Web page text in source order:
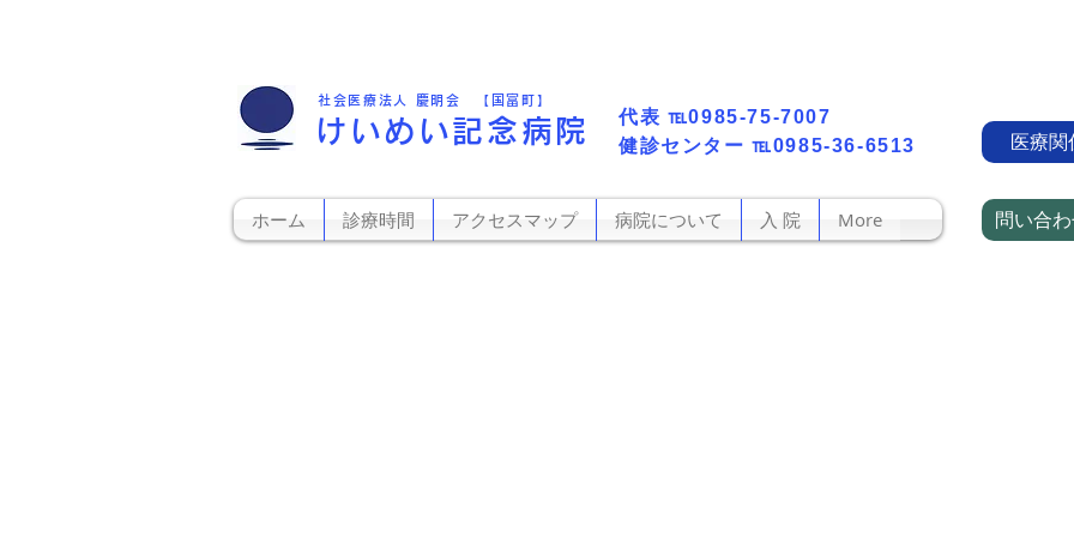
​健診センター℡0985-36-6513
社会医療法人 慶明会 【国富町】
けいめい記念病院 代表​ ℡0985-75-7007
医療関
ホーム 診療時間 アクセスマップ 病院について 入 院 More 問い合